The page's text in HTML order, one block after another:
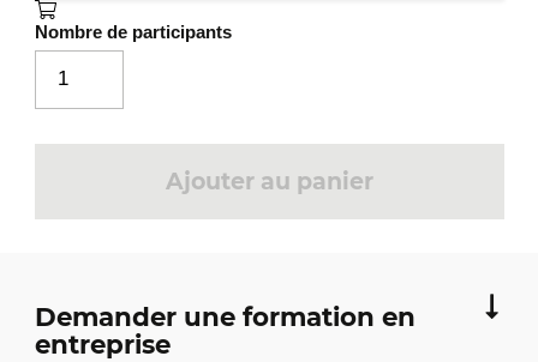
Nombre de participants
Ajouter au panier
Demander une formation en
entreprise